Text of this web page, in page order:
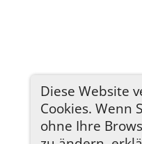
Diese Website
Cookies. Wenn
ohne Ihre